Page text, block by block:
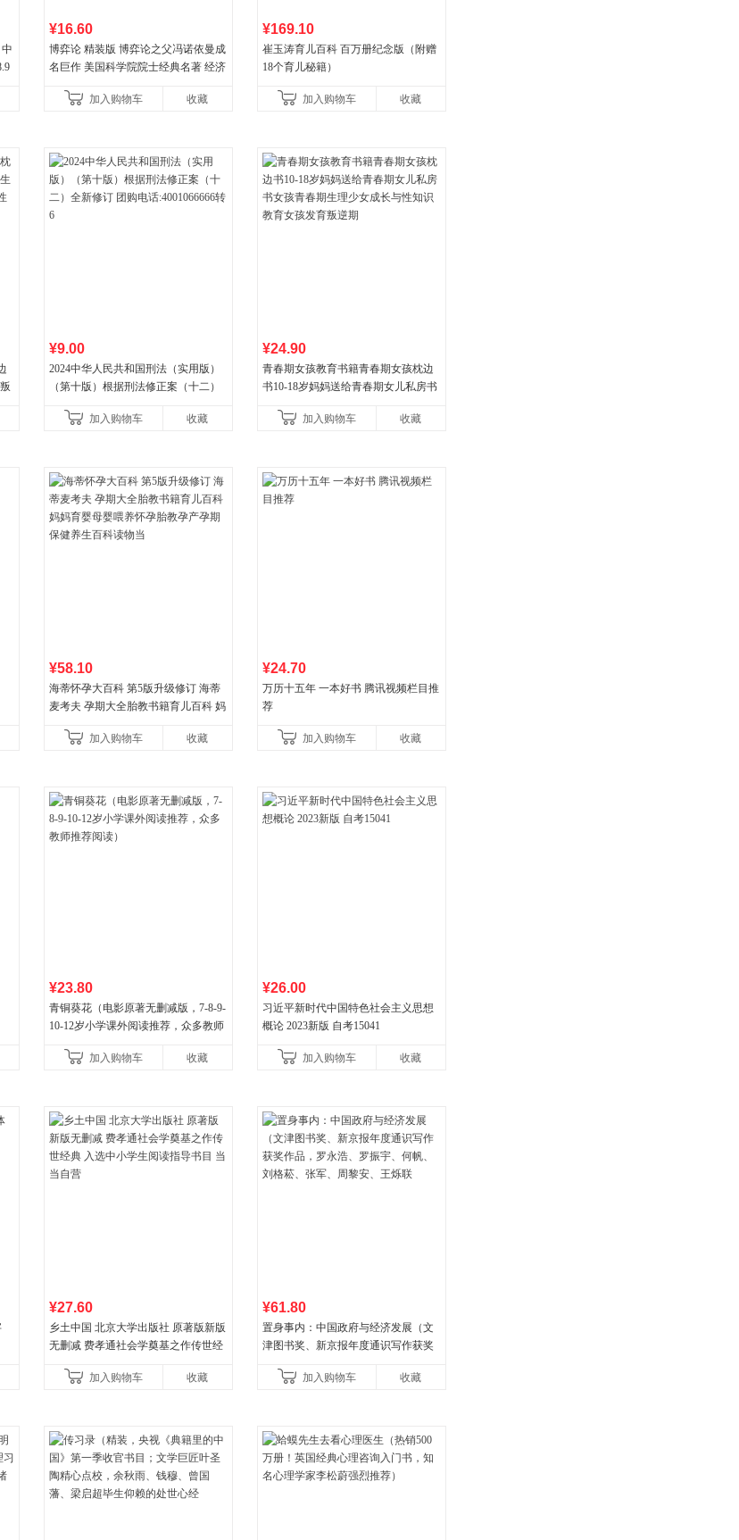
¥16.60
博弈论 精装版 博弈论之父冯诺依曼成
名巨作 美国科学院院士经典名著 经济
加入购物车
收藏
¥169.10
崔玉涛育儿百科 百万册纪念版（附赠
18个育儿秘籍）
加入购物车 收藏
¥9.00
2024中华人民共和国刑法（实用版）
（第十版）根据刑法修正案（十二）
加入购物车
收藏
¥24.90
青春期女孩教育书籍青春期女孩枕边
书10-18岁妈妈送给青春期女儿私房书
育女孩发育叛逆期
加入购物车 收藏
¥58.10
海蒂怀孕大百科 第5版升级修订 海蒂
麦考夫 孕期大全胎教书籍育儿百科 妈
健养生百科读物当
加入购物车 收藏
¥24.70
万历十五年 一本好书 腾讯视频栏目推
荐
加入购物车 收藏
¥23.80
青铜葵花（电影原著无删减版，7-8-9-
10-12岁小学课外阅读推荐，众多教师
加入购物车
收藏
¥26.00
习近平新时代中国特色社会主义思想
概论 2023新版 自考15041
加入购物车 收藏
¥27.60
乡土中国 北京大学出版社 原著版新版
无删减 费孝通社会学奠基之作传世经
加入购物车 收藏
¥61.80
置身事内：中国政府与经济发展（文
津图书奖、新京报年度通识写作获奖
菘、张军、周黎安、王烁联
加入购物车 收藏